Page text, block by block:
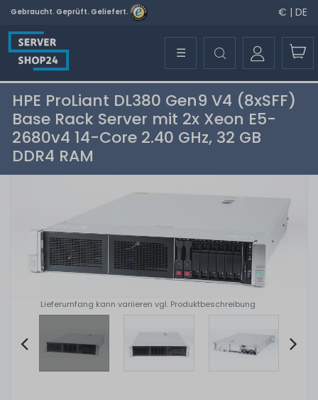
Gebraucht. Geprüft. Geliefert. € | DE
☰
HPE ProLiant DL380 Gen9 V4 (8xSFF)
Base Rack Server mit 2x Xeon E5-
2680v4 14-Core 2.40 GHz, 32 GB
DDR4 RAM
Lieferumfang kann variieren vgl. Produktbeschreibung